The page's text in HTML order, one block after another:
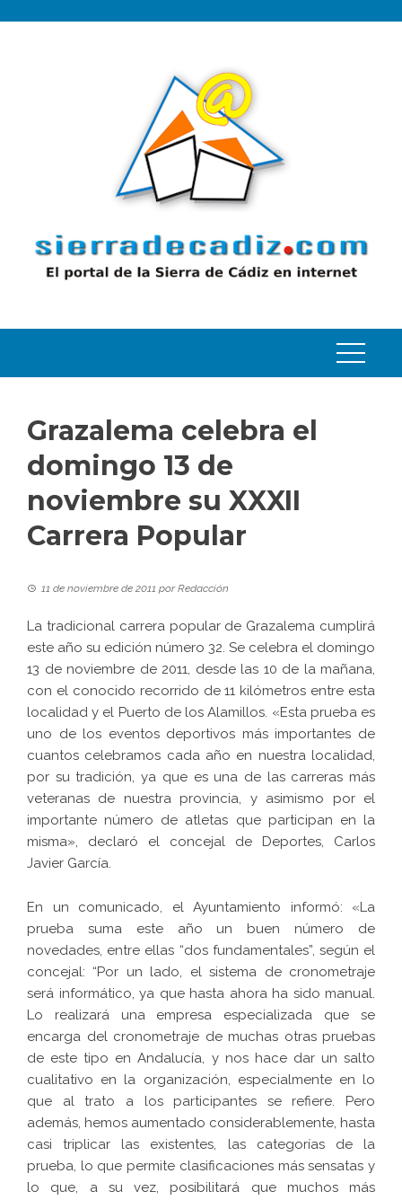
Grazalema celebra el
domingo 13 de
noviembre su XXXII
Carrera Popular
11 de noviembre de 2011 porRedacción
La tradicional carrera popular de Grazalema cumplirá
este año su edición número 32. Se celebra el domingo
13 de noviembre de 2011, desde las 10 de la mañana,
con el conocido recorrido de 11 kilómetros entre esta
localidad y el Puerto de los Alamillos. «Esta prueba es
uno de los eventos deportivos más importantes de
cuantos celebramos cada año en nuestra localidad,
por su tradición, ya que es una de las carreras más
veteranas de nuestra provincia, y asimismo por el
importante número de atletas que participan en la
misma», declaró el concejal de Deportes, Carlos
Javier García.
En un comunicado, el Ayuntamiento informó: «La
prueba suma este año un buen número de
novedades, entre ellas “dos fundamentales”, según el
concejal: “Por un lado, el sistema de cronometraje
será informático, ya que hasta ahora ha sido manual.
Lo realizará una empresa especializada que se
encarga del cronometraje de muchas otras pruebas
de este tipo en Andalucía, y nos hace dar un salto
cualitativo en la organización, especialmente en lo
que al trato a los participantes se refiere. Pero
además, hemos aumentado considerablemente, hasta
casi triplicar las existentes, las categorías de la
prueba, lo que permite clasificaciones más sensatas y
lo que, a su vez, posibilitará que muchos más